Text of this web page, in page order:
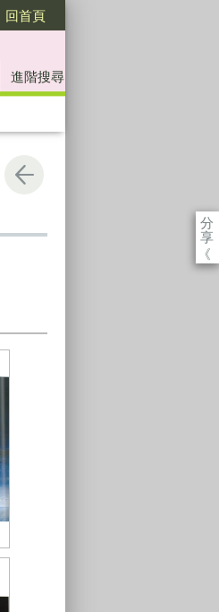
回首頁
進階搜尋
分
享
《